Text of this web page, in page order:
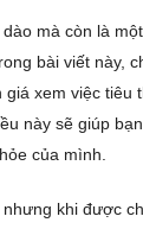
mà còn là
bài viết này,
xem việc tiêu
này sẽ giúp
của mình.
khi được